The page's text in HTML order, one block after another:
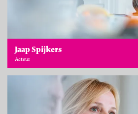
Jaap Spijkers
Acteur